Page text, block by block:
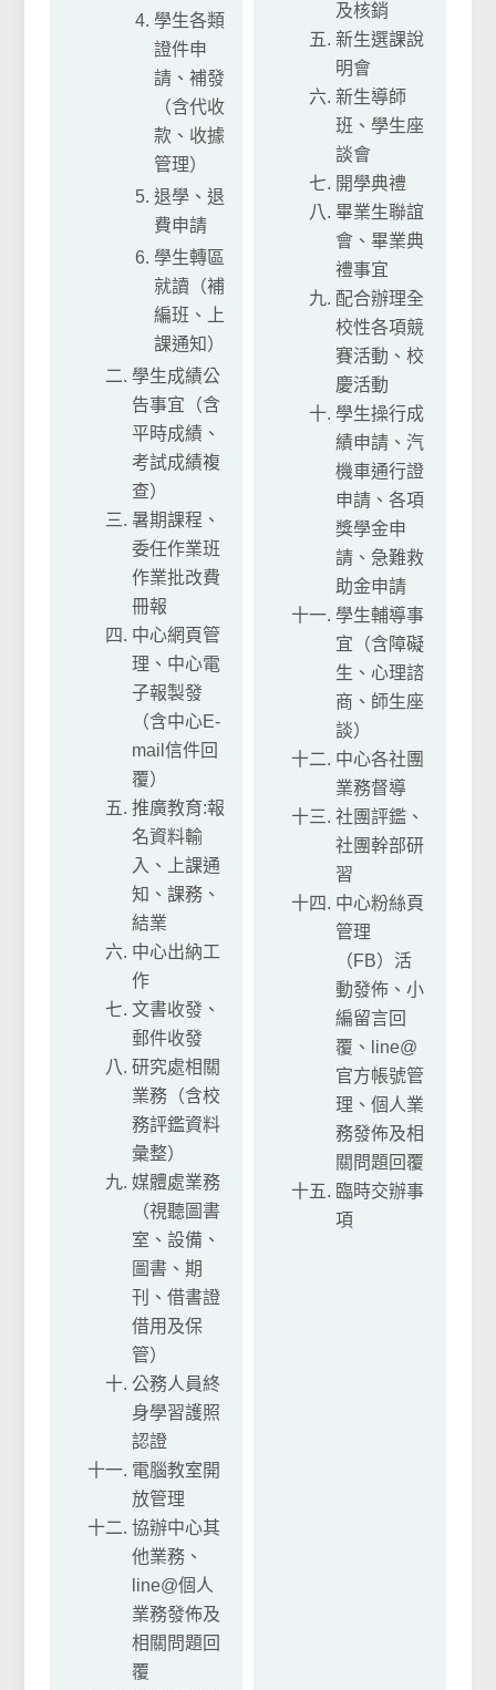
學生各類
證件申
請、補發
（含代收
款、收據
管理）
退學、退
費申請
學生轉區
就讀（補
編班、上
課通知）
學生成績公
告事宜（含
平時成績、
考試成績複
查）
暑期課程、
委任作業班
作業批改費
冊報
中心網頁管
理、中心電
子報製發
（含中心E-
mail信件回
覆）
推廣教育:報
名資料輸
入、上課通
知、課務、
結業
中心出納工
作
文書收發、
郵件收發
研究處相關
業務（含校
務評鑑資料
彙整）
媒體處業務
（視聽圖書
室、設備、
圖書、期
刊、借書證
借用及保
管）
公務人員終
身學習護照
認證
電腦教室開
放管理
協辦中心其
他業務、
line@個人
業務發佈及
相關問題回
覆
及核銷
新生選課說
明會
新生導師
班、學生座
談會
開學典禮
畢業生聯誼
會、畢業典
禮事宜
配合辦理全
校性各項競
賽活動、校
慶活動
學生操行成
績申請、汽
機車通行證
申請、各項
獎學金申
請、急難救
助金申請
學生輔導事
宜（含障礙
生、心理諮
商、師生座
談）
中心各社團
業務督導
社團評鑑、
社團幹部研
習
中心粉絲頁
管理
（FB）活
動發佈、小
編留言回
覆、line@
官方帳號管
理、個人業
務發佈及相
關問題回覆
臨時交辦事
項